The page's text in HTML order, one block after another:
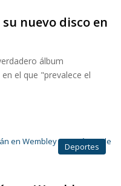
nuevo disco en
álbum
el que "prevalece el
Deportes